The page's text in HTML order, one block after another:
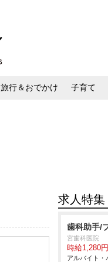
旅行＆おでかけ 子育て
求人特集
歯科助手/
宮歯科医院
時給1,280円
アルバイト・